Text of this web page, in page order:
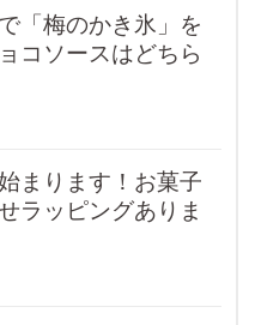
「梅のかき氷」を
コソースはどちら
まります！お菓子
ラッピングありま